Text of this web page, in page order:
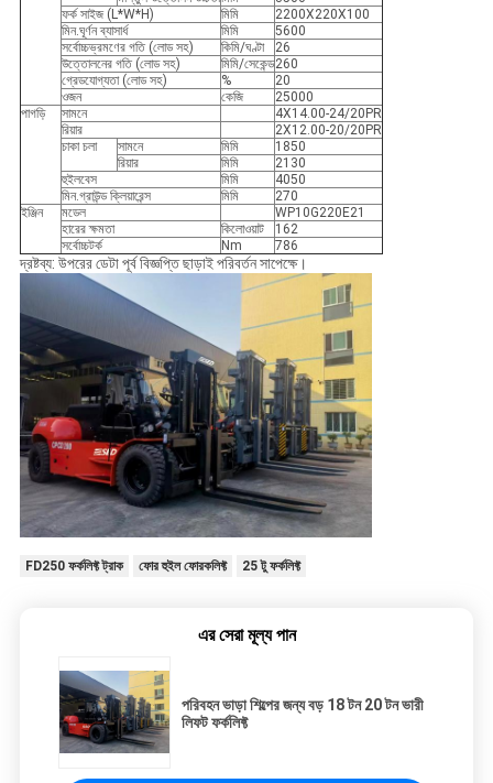
ফর্ক সাইজ (L*W*H)
মিমি
2200X220X100
মিন.ঘূর্ণন ব্যাসার্ধ
মিমি
5600
সর্বোচ্চভ্রমণের গতি (লোড সহ)
কিমি/ঘণ্টা
26
উত্তোলনের গতি (লোড সহ)
মিমি/সেকেন্ড260
গ্রেডযোগ্যতা (লোড সহ)
%
20
ওজন
কেজি
25000
পাগড়ি
সামনে
4X14.00-24/20PR
রিয়ার
2X12.00-20/20PR
চাকা চলা
সামনে মিমি
1850
রিয়ার
মিমি
2130
হুইলবেস
মিমি
4050
মিন.গ্রাউন্ড ক্লিয়ারেন্স
মিমি
270
ইঞ্জিন
মডেল
WP10G220E21
হারের ক্ষমতা
কিলোওয়াট
162
সর্বোচ্চটর্ক
Nm 786
দ্রষ্টব্য: উপরের ডেটা পূর্ব বিজ্ঞপ্তি ছাড়াই পরিবর্তন সাপেক্ষে।
FD250 ফর্কলিফ্ট ট্রাক ফোর হুইল ফোরকলিফ্ট 25 টু ফর্কলিফ্ট
এর সেরা মূল্য পান
পরিবহন ভাড়া শিল্পের জন্য বড় 18 টন 20 টন ভারী
লিফট ফর্কলিফ্ট